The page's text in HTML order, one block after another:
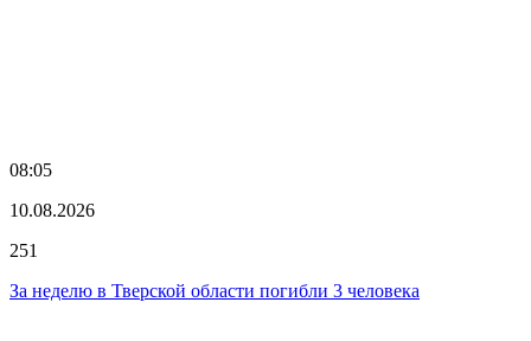
08:05
10.08.2026
251
За неделю в Тверской области погибли 3 человека